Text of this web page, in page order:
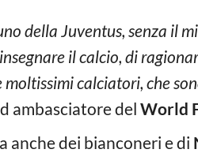
della Juventus, senza il
il calcio, di
calciatori, che
ambasciatore delWorld
anche dei bianconeri e di